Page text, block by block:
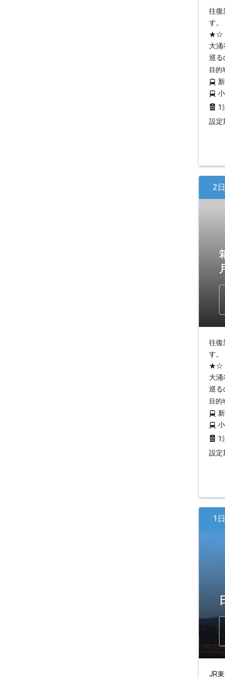
往復
す。
★☆
大涌
巡る
目的
1
設
2
往復
す。
★☆
大涌
巡る
目的
1
設
1
JR